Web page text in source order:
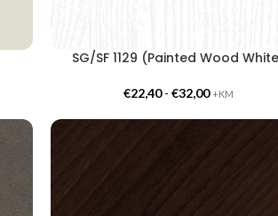
SG/SF 1129 (Painted Wood
€22,40-€32,00 +KM